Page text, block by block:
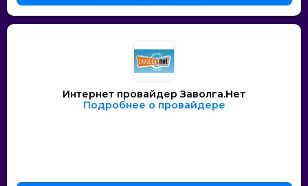
Интернет провайдер Заволга.Нет
Подробнее о провайдере